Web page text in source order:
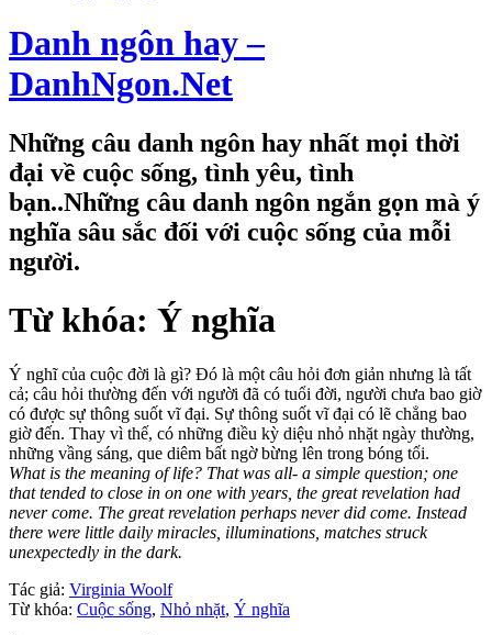
Danh ngôn hay –
DanhNgon.Net
Những câu danh ngôn hay nhất mọi thời
đại về cuộc sống, tình yêu, tình
bạn..Những câu danh ngôn ngắn gọn mà ý
nghĩa sâu sắc đối với cuộc sống của mỗi
người.
Từ khóa: Ý nghĩa
Ý nghĩ của cuộc đời là gì? Đó là một câu hỏi đơn giản nhưng là tất
cả; câu hỏi thường đến với người đã có tuổi đời, người chưa bao giờ
có được sự thông suốt vĩ đại. Sự thông suốt vĩ đại có lẽ chẳng bao
giờ đến. Thay vì thế, có những điều kỳ diệu nhỏ nhặt ngày thường,
những vầng sáng, que diêm bất ngờ bừng lên trong bóng tối.
What is the meaning of life? That was all- a simple question; one
that tended to close in on one with years, the great revelation had
never come. The great revelation perhaps never did come. Instead
there were little daily miracles, illuminations, matches struck
unexpectedly in the dark.
Tác giả: Virginia Woolf
Từ khóa: Cuộc sống, Nhỏ nhặt, Ý nghĩa